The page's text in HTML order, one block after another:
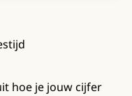
hoe je jouw cijfer